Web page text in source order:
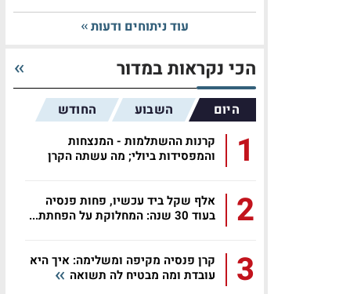
עוד ניתוחים ודעות
הכי נקראות במדור
היום השבוע החודש
1
קרנות ההשתלמות - המנצחות
והמפסידות ביולי; מה עשתה הקרן
2
אלף שקל ביד עכשיו, פחות פנסיה
בעוד 30 שנה: המחלוקת על הפחתת...
3
קרן פנסיה מקיפה ומשלימה: איך היא
עובדת ומה מבטיח לה תשואה